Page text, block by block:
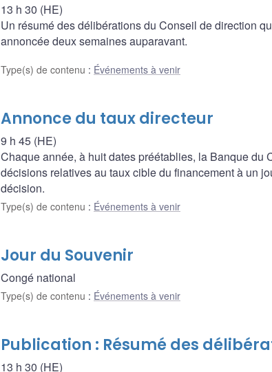
13 h 30 (HE)
Un résumé des délibérations du Conseil de direction
annoncée deux semaines auparavant.
Type(s) de contenu : Événements à venir
Annonce du taux directeur
9 h 45 (HE)
Chaque année, à huit dates préétablies, la Banque
décisions relatives au taux cible du financement à un
décision.
Type(s) de contenu : Événements à venir
Jour du Souvenir
Congé national
Type(s) de contenu : Événements à venir
Publication : Résumé des
13 h 30 (HE)